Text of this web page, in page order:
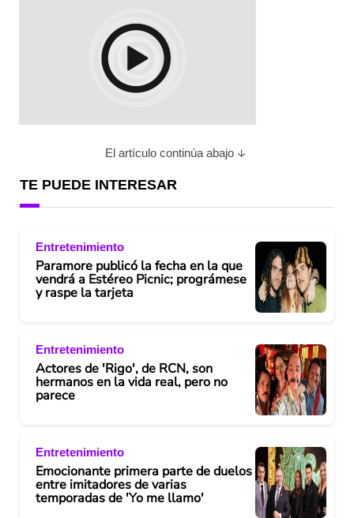
El artículo continúa abajo
TE PUEDE INTERESAR
Entretenimiento
Paramore publicó la fecha en la que
vendrá a Estéreo Picnic; prográmese
y raspe la tarjeta
Entretenimiento
Actores de 'Rigo', de RCN, son
hermanos en la vida real, pero no
parece
Entretenimiento
Emocionante primera parte de duelos
entre imitadores de varias
temporadas de 'Yo me llamo'